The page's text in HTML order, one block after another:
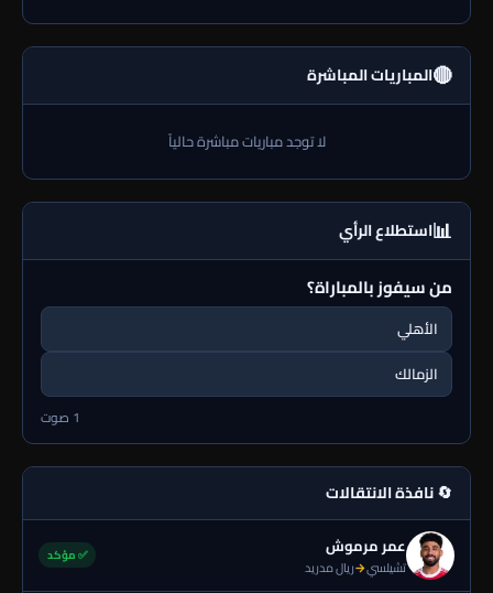
🔴المباريات المباشرة
لا توجد مباريات مباشرة حالياً
📊استطلاع الرأي
من سيفوز بالمباراة؟
الأهلي
الزمالك
1 صوت
🔄 نافذة الانتقالات
عمر مرموش
تشيلسي→ريال مدريد
✅ مؤكد